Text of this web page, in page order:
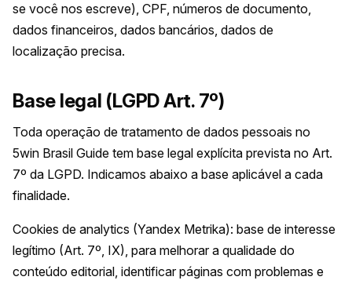
se você nos escreve), CPF, números de documento,
dados financeiros, dados bancários, dados de
localização precisa.
Base legal (LGPD Art. 7º)
Toda operação de tratamento de dados pessoais no
5win Brasil Guide tem base legal explícita prevista no Art.
7º da LGPD. Indicamos abaixo a base aplicável a cada
finalidade.
Cookies de analytics (Yandex Metrika): base de interesse
legítimo (Art. 7º, IX), para melhorar a qualidade do
conteúdo editorial, identificar páginas com problemas e